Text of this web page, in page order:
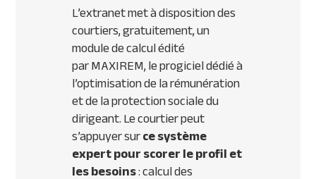
L’extranet met à disposition des
courtiers, gratuitement, un
module de calcul édité
parMAXIREM, le progiciel dédié à
l’optimisation de la rémunération
et de la protection sociale du
dirigeant. Le courtier peut
s’appuyer surce système
expert pour scorer le profil et
les besoins: calcul des